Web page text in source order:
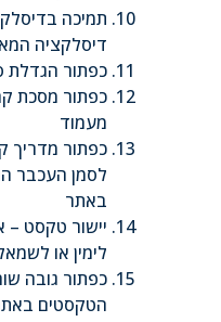
תמיכה
דיסלקציה
כפתור הגדלת
כפתור מסכת
מעמוד
כפתור מדריך
לסמן העכבר
באתר
יישור טקסט
לימין או
כפתור גובה
הטקסטים